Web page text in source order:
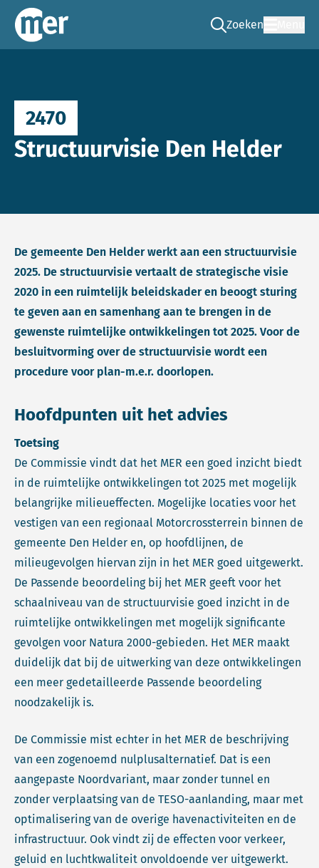
Commissie mer
Zoeken
Ga naar de zoek
2470
Structuurvisie Den Helder
De gemeente Den Helder werkt aan een structuurvisie
2025. De structuurvisie vertaalt de strategische visie
2020 in een ruimtelijk beleidskader en beoogt sturing
te geven aan en samenhang aan te brengen in de
gewenste ruimtelijke ontwikkelingen tot 2025. Voor de
besluitvorming over de structuurvisie wordt een
procedure voor plan-m.e.r. doorlopen.
Hoofdpunten uit het advies
Toetsing
De Commissie vindt dat het MER een goed inzicht biedt
in de ruimtelijke ontwikkelingen tot 2025 met mogelijk
belangrijke milieueffecten. Mogelijke locaties voor het
vestigen van een regionaal Motorcrossterrein binnen de
gemeente Den Helder en, op hoofdlijnen, de
milieugevolgen hiervan zijn in het MER goed uitgewerkt.
De Passende beoordeling bij het MER geeft voor het
schaalniveau van de structuurvisie goed inzicht in de
ruimtelijke ontwikkelingen met mogelijk significante
gevolgen voor Natura 2000-gebieden. Het MER maakt
duidelijk dat bij de uitwerking van deze ontwikkelingen
een meer gedetailleerde Passende beoordeling
noodzakelijk is.
De Commissie mist echter in het MER de beschrijving
van een zogenoemd nulplusalternatief. Dat is een
aangepaste Noordvariant, maar zonder tunnel en
zonder verplaatsing van de TESO-aanlanding, maar met
optimalisering van de overige havenactiviteiten en de
infrastructuur. Ook vindt zij de effecten voor verkeer,
geluid en luchtkwaliteit onvoldoende ver uitgewerkt.